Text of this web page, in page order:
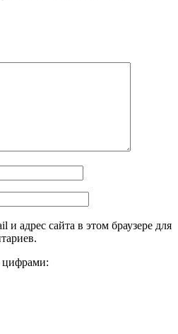
и адрес сайта в этом браузере для
цифрами: